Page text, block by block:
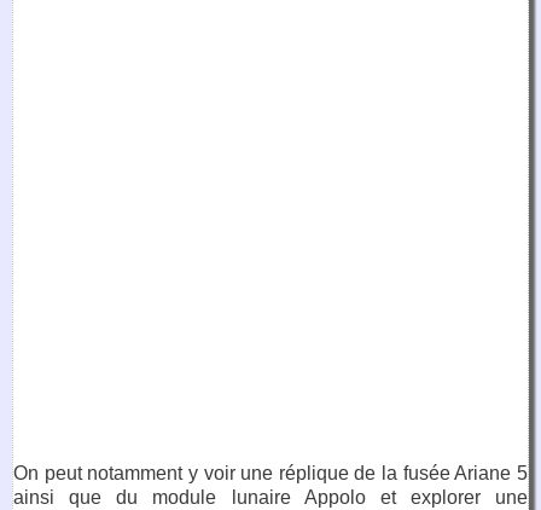
On peut notamment y voir une réplique de la fusée Ariane 5
ainsi que du module lunaire Appolo et explorer une